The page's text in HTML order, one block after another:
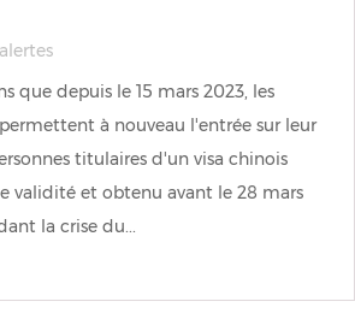
alertes
que depuis le 15 mars 2023, les
à nouveau l'entrée sur leur
titulaires d'un visa chinois
validité et obtenu avant le 28 mars
la crise du...